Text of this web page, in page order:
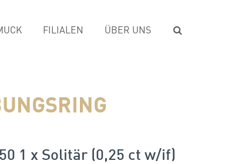
FILIALEN ÜBER UNS
1 x Solitär (0,25 ct w/if)